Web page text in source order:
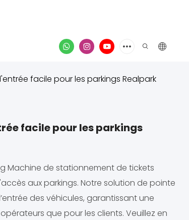
vidéo
facile pour les parkings Realpark
facile pour les parkings
Machine de stationnement de tickets
aux parkings. Notre solution de pointe
des véhicules, garantissant une
que pour les clients. Veuillez en